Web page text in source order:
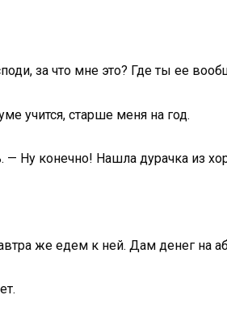
за что мне это? Где ты ее
учится, старше меня на год.
— Ну конечно! Нашла дурачка из
же едем к ней. Дам денег на